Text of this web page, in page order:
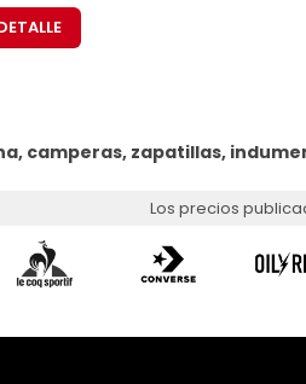
camperas, zapatillas,
Los precios